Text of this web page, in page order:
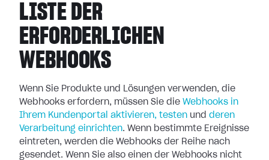
LISTE DER
ERFORDERLICHEN
WEBHOOKS
Wenn Sie Produkte und Lösungen verwenden, die
Webhooks erfordern, müssen Sie die Webhooks in
Ihrem Kundenportal aktivieren, testen und deren
Verarbeitung einrichten. Wenn bestimmte Ereignisse
eintreten, werden die Webhooks der Reihe nach
gesendet. Wenn Sie also einen der Webhooks nicht